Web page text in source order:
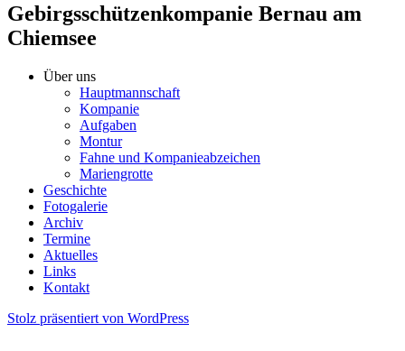
Gebirgsschützenkompanie Bernau am
Chiemsee
Über uns
Hauptmannschaft
Kompanie
Aufgaben
Montur
Fahne und Kompanieabzeichen
Mariengrotte
Geschichte
Fotogalerie
Archiv
Termine
Aktuelles
Links
Kontakt
Stolz präsentiert von WordPress